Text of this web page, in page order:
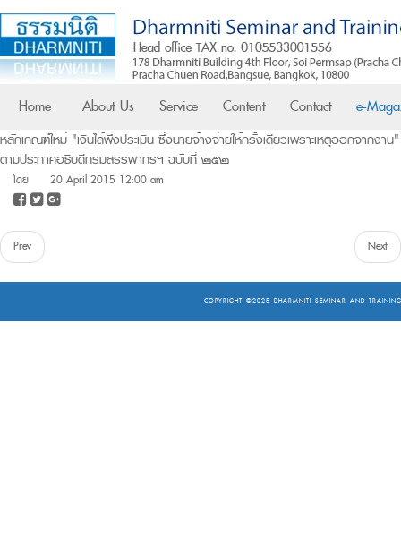
Home About Us Service Content Contact e-
หลักเกณฑ์ใหม่ "เงินได้พึงประเมิน ซึ่งนายจ้างจ่ายให้ครั้งเดียวเพราะเหตุออกจากงาน"
ตามประกาศอธิบดีกรมสรรพากรฯ ฉบับที่ ๒๕๒
โดย 20 April 2015 12:00 am
Prev Next
COPYRIGHT ©2025 DHARMNITI SEMINAR AND